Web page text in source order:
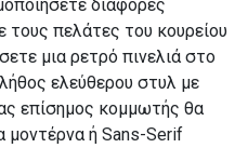
διάφορες
τους πελάτες του κουρείου
μια ρετρό πινελιά στο
ελεύθερου στυλ με
επίσημος κομμωτής θα
μοντέρνα ή Sans-Serif